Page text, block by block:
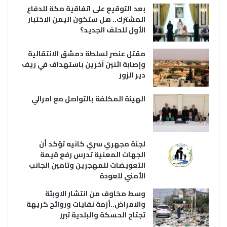
بعد التوقيع على اتفاقية مكة للدفاع
المشترك.. هل ستكون اليمن الاختبار
الأول للحلف الجديد؟
مقتل عنصر لسلطة دمشق الانتقالية
وإصابة اثنين آخرين باستهداف في ريف
دير الزور
الهيئة المكلفة بالتواصل مع امرالي
لجنة مجهري سري كانيه تؤكد أن
الجهات المعنية تدرس رفع قيمة
التعويضات للمهجرين وتامين الجانب
الأمني للعودة
وسط مخاوف من انتشار الاوبئة
والامراض..أزمة نفايات وروائح كريهة
تجتاح الحسكة والبلدية تبرر